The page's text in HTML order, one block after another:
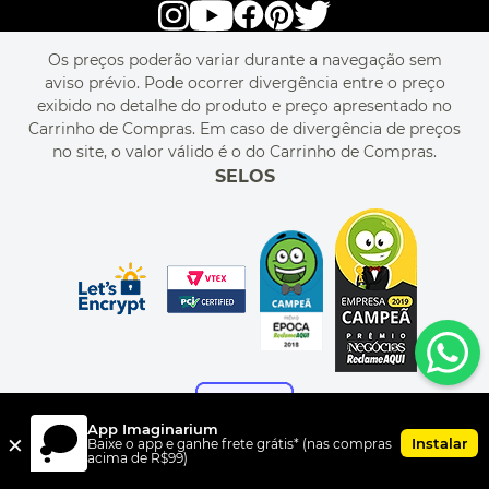
PERGUNTAS FREQUENTES
MEU CADASTRO
MEU PEDIDO
CUPONS DE DESCONTO
MAPA DO SITE
LIVELO
Os preços poderão variar durante a navegação sem
aviso prévio. Pode ocorrer divergência entre o preço
exibido no detalhe do produto e preço apresentado no
Carrinho de Compras. Em caso de divergência de preços
no site, o valor válido é o do Carrinho de Compras.
SELOS
× App Imaginarium
Baixe o app e ganhe frete grátis* (nas compras
acima de R$99)
Instalar